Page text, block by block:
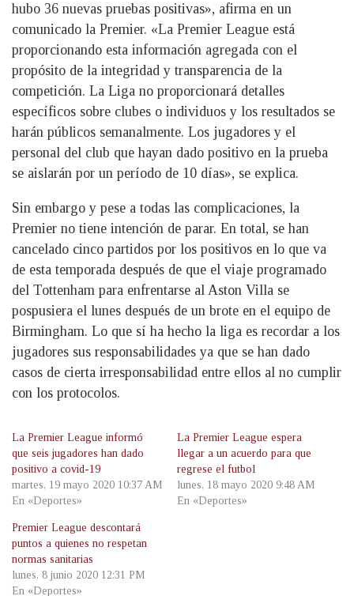
hubo 36 nuevas pruebas positivas», afirma en un
comunicado la Premier. «La Premier League está
proporcionando esta información agregada con el
propósito de la integridad y transparencia de la
competición. La Liga no proporcionará detalles
específicos sobre clubes o individuos y los resultados se
harán públicos semanalmente. Los jugadores y el
personal del club que hayan dado positivo en la prueba
se aislarán por un período de 10 días», se explica.
Sin embargo y pese a todas las complicaciones, la
Premier no tiene intención de parar. En total, se han
cancelado cinco partidos por los positivos en lo que va
de esta temporada después de que el viaje programado
del Tottenham para enfrentarse al Aston Villa se
pospusiera el lunes después de un brote en el equipo de
Birmingham. Lo que sí ha hecho la liga es recordar a los
jugadores sus responsabilidades ya que se han dado
casos de cierta irresponsabilidad entre ellos al no cumplir
con los protocolos.
La Premier League informó
que seis jugadores han dado
positivo a covid-19
martes, 19 mayo 2020 10:37 AM
En «Deportes»
La Premier League espera
llegar a un acuerdo para que
regrese el futbol
lunes, 18 mayo 2020 9:48 AM
En «Deportes»
Premier League descontará
puntos a quienes no respetan
normas sanitarias
lunes, 8 junio 2020 12:31 PM
En «Deportes»